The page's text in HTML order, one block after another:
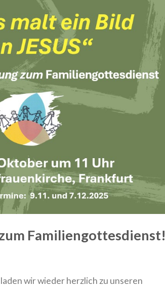
Familiengottesdienst!
wir wieder herzlich zu unseren